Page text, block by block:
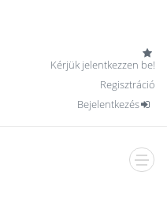
Kérjük jelentkezzen be!
Regisztráció
Bejelentkezés